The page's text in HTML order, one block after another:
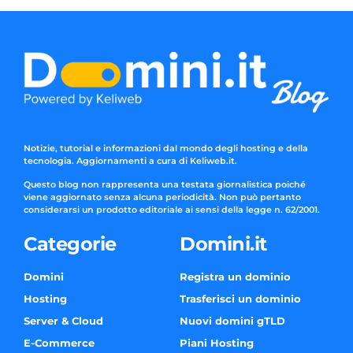
Notizie, tutorial e informazioni dal mondo degli hosting e della
tecnologia. Aggiornamenti a cura di Keliweb.it.
Questo blog non rappresenta una testata giornalistica poiché
viene aggiornato senza alcuna periodicità. Non può pertanto
considerarsi un prodotto editoriale ai sensi della legge n. 62/2001.
Categorie
Domini
Hosting
Server & Cloud
E-Commerce
Domini.it
Registra un dominio
Trasferisci un dominio
Nuovi domini gTLD
Piani Hosting